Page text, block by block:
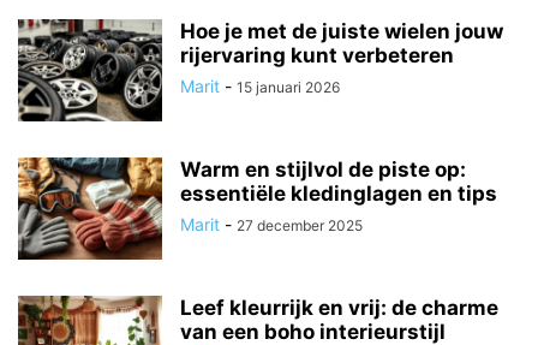
Hoe je met de juiste wielen jouw
rijervaring kunt verbeteren
Marit - 15 januari 2026
Warm en stijlvol de piste op:
essentiële kledinglagen en tips
Marit - 27 december 2025
Leef kleurrijk en vrij: de charme
van een boho interieurstijl